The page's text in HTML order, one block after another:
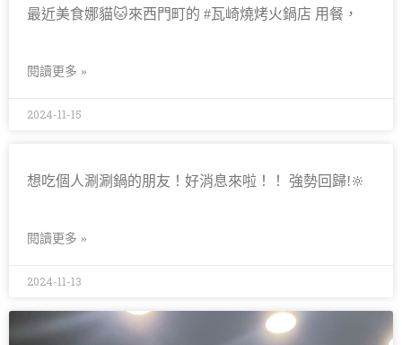
最近美食娜貓🐱來西門町的 #瓦崎燒烤火鍋店 用餐，
閱讀更多 »
2024-11-15
想吃個人涮涮鍋的朋友！好消息來啦！！ 強勢回歸!🔆
閱讀更多 »
2024-11-13